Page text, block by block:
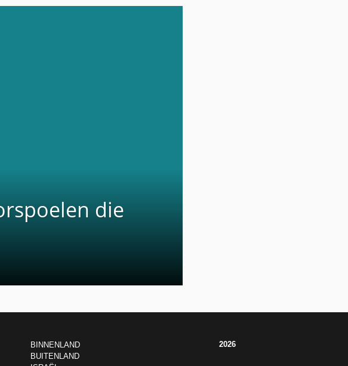
die
BINNENLAND
BUITENLAND
2026